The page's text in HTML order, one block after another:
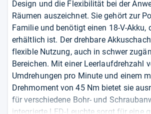
Design und die Flexibilität bei der
Räumen auszeichnet. Sie gehört zur
Familie und benötigt einen 18-V-Akku,
erhältlich ist. Der drehbare
flexible Nutzung, auch in schwer
Bereichen. Mit einer Leerlaufdrehzahl
Umdrehungen pro Minute und einem
Drehmoment von 45 Nm bietet sie
für verschiedene Bohr- und
integrierte LED-Leuchte sorgt für eine